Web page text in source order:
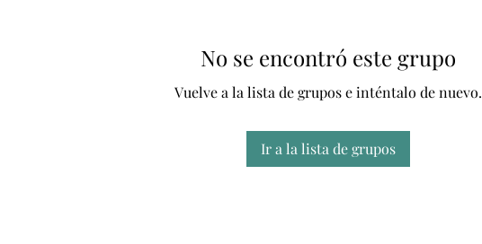
No se encontró este grupo
Vuelve a la lista de grupos e inténtalo de nuevo.
Ir a la lista de grupos